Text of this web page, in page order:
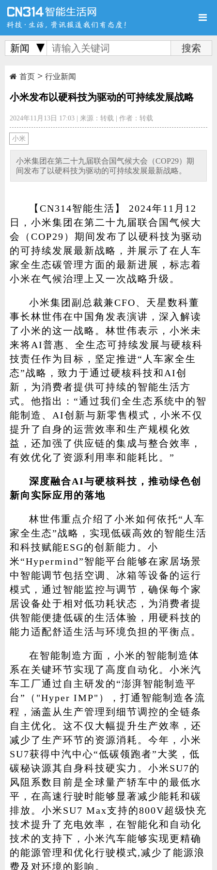
首页
家电 技巧 作者
登录 注册
新闻
首页> 行业新闻
小米发布以硬科技为驱动的可持续发展战略
2024年11月13日 17:03| 来源：转载 | 作者：转载
小米
小米集团在第二十九届联合国气候大会（COP29）期
间发布了以硬科技为驱动的可持续发展最新战略。
【CN314智能生活】 2024年11月12
日，小米集团在第二十九届联合国气候大
会（COP29）期间发布了以硬科技为驱动
的可持续发展最新战略，并展示了在人车
家全生态碳管理方面的最新进展，标志着
小米在气候治理上又一次战略升级。
小米集团副总裁兼CFO、天星数科董
事长林世伟在中国角发表演讲，深入解读
了小米的这一战略。林世伟表示，小米未
来将AI普惠、全生态可持续发展与硬核科
技责任作为目标，坚定推进“人车家全生
态”战略，致力于通过硬核科技和AI创
新，为消费者提供可持续的智能生活方
式。他指出：“通过我们全生态系统中的智
能制造、AI创新与新零售模式，小米不仅
提升了自身的运营效率和生产规模化效
益，还加强了供应链的集成与整合效率，
有效优化了资源利用率和能耗比。”
深度融合AI与硬核科技，推动绿色创
新向实际应用的落地
林世伟重点介绍了小米如何依托“人车
家全生态”战略，实现低碳高效的智能生活
和科技赋能ESG的创新能力。小
米“Hypermind”智能平台能够在家居场景
中智能调节包括空调、冰箱等设备的运行
模式，通过智能监控与调节，确保每个家
居设备处于相对低功耗状态，为消费者提
供智能便捷低碳的生活体验，用硬科技的
能力适配舒适生活与环境负担的平衡点。
在智能制造方面，小米的智能制造体
系在关键环节实现了高度自动化。小米汽
车工厂通过自主研发的“澎湃智能制造平
台”（"Hyper IMP"），打通智能制造各流
程，涵盖从生产管理到细节调控的全链条
自主优化。这不仅大幅提升生产效率，还
减少了生产环节的资源消耗。今年，小米
SU7获得中汽中心“低碳领跑者”大奖，低
碳秘诀源其自身科技硬实力。小米SU7的
风阻系数目前是全球量产轿车中的最低水
平，在高速行驶时能够显著减少能耗和碳
排放。小米SU7 Max支持的800V超级快充
技术提升了充电效率，在智能化和自动化
技术的支持下，小米汽车能够实现更精确
的能源管理和优化行驶模式,减少了能源浪
费及对环境的影响。